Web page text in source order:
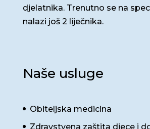
djelatnika. Trenutno se na
nalazi još 2 liječnika.
Naše usluge
Obiteljska medicina
Zdravstvena zaštita djece i